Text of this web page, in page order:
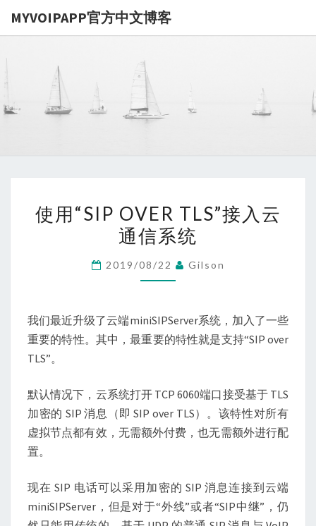
MYVOIPAPP官方中文博客
MYVOIPAPP
用
“SIP
TLS”
云
系
使用“SIP OVER TLS”接入云
通信系统
2019/08/22 Gilson
我们最近升级了云端miniSIPServer系统，加入了一些
重要的特性。其中，最重要的特性就是支持“SIP over
TLS”。
默认情况下，云系统打开 TCP 6060端口接受基于 TLS
加密的 SIP 消息（即 SIP over TLS）。该特性对所有
虚拟节点都有效，无需额外付费，也无需额外进行配
置。
现在 SIP 电话可以采用加密的 SIP 消息连接到云端
miniSIPServer，但是对于“外线”或者“SIP中继”，仍